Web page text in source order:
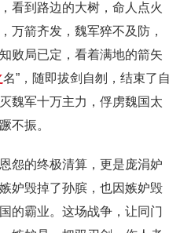
看到路边的大树，命人点火
万箭齐发，魏军猝不及防，
败局已定，看着满地的箭矢
名”，随即拔剑自刎，结束了自
魏军十万主力，俘虏魏国太
不振。
怨的终极清算，更是庞涓妒
妒毁掉了孙膑，也因嫉妒毁
的霸业。这场战争，让同门